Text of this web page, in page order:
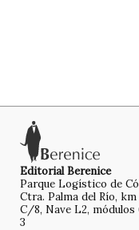
Editorial Berenice
Parque Logístico de
Ctra. Palma del Río,
C/8, Nave L2, módulos
3